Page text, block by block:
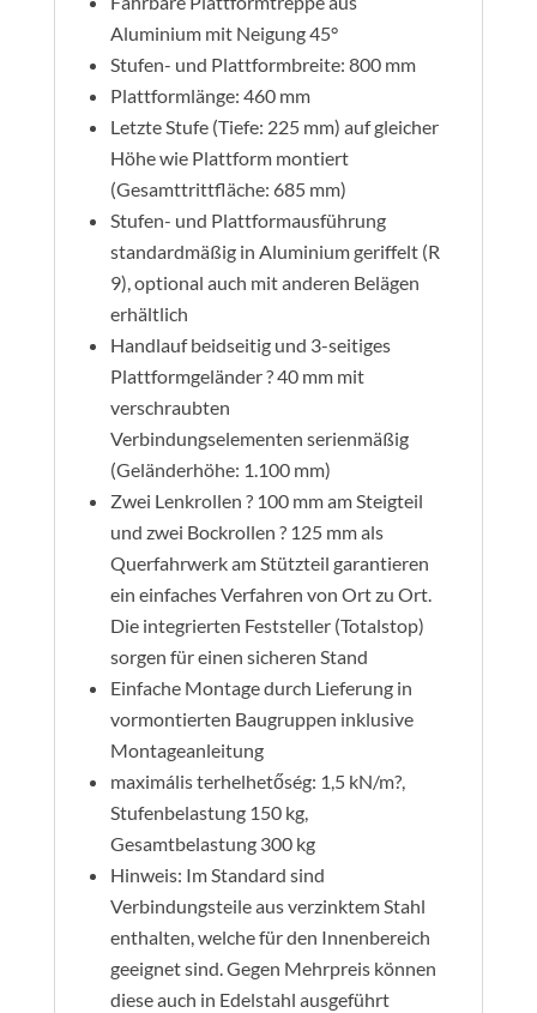
Aluminium mit Neigung 45°
Stufen- und Plattformbreite: 800 mm
Plattformlänge: 460 mm
Letzte Stufe (Tiefe: 225 mm) auf gleicher
Höhe wie Plattform montiert
(Gesamttrittfläche: 685 mm)
Stufen- und Plattformausführung
standardmäßig in Aluminium geriffelt (R
9), optional auch mit anderen Belägen
erhältlich
Handlauf beidseitig und 3-seitiges
Plattformgeländer ? 40 mm mit
verschraubten
Verbindungselementen serienmäßig
(Geländerhöhe: 1.100 mm)
Zwei Lenkrollen ? 100 mm am Steigteil
und zwei Bockrollen ? 125 mm als
Querfahrwerk am Stützteil garantieren
ein einfaches Verfahren von Ort zu Ort.
Die integrierten Feststeller (Totalstop)
sorgen für einen sicheren Stand
Einfache Montage durch Lieferung in
vormontierten Baugruppen inklusive
Montageanleitung
maximális terhelhetőség: 1,5 kN/m?,
Stufenbelastung 150 kg,
Gesamtbelastung 300 kg
Hinweis: Im Standard sind
Verbindungsteile aus verzinktem Stahl
enthalten, welche für den Innenbereich
geeignet sind. Gegen Mehrpreis können
diese auch in Edelstahl ausgeführt